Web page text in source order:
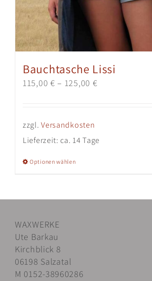
Bauchtasche Lissi
115,00 € – 125,00 €
zzgl.Versandkosten
Lieferzeit:ca. 14 Tage
Optionen wählenDieses
mehrere
auf
WAXWERKE
Ute Barkau
Kirchblick 8
06198 Salzatal
M 0152-38960286